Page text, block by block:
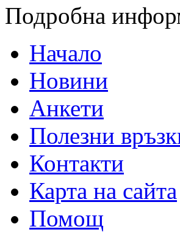
Подробна
Начало
Новини
Анкети
Полезни
Контакти
Карта на сайта
Помощ